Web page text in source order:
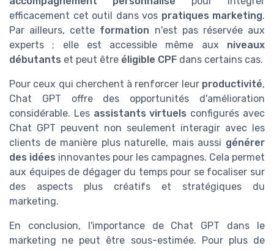
efficacement cet outil dans vos pratiques marketing.
Par ailleurs, cette formation n'est pas réservée aux
experts ; elle est accessible même aux niveaux
débutants et peut être éligible CPF dans certains cas.
Pour ceux qui cherchent à renforcer leur productivité,
Chat GPT offre des opportunités d'amélioration
considérable. Les assistants virtuels configurés avec
Chat GPT peuvent non seulement interagir avec les
clients de manière plus naturelle, mais aussi générer
des idées innovantes pour les campagnes. Cela permet
aux équipes de dégager du temps pour se focaliser sur
des aspects plus créatifs et stratégiques du
marketing.
En conclusion, l'importance de Chat GPT dans le
marketing ne peut être sous-estimée. Pour plus de